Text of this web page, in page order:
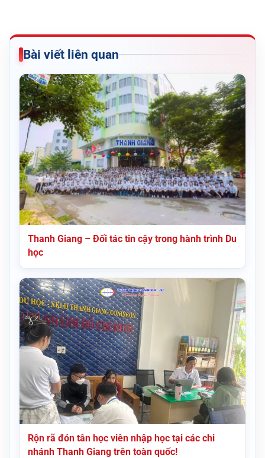
Bài viết liên quan
Thanh Giang – Đối tác tin cậy trong hành trình Du
học
Rộn rã đón tân học viên nhập học tại các chi
nhánh Thanh Giang trên toàn quốc!